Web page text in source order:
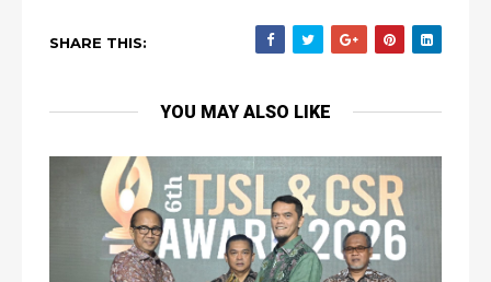
SHARE THIS:
YOU MAY ALSO LIKE